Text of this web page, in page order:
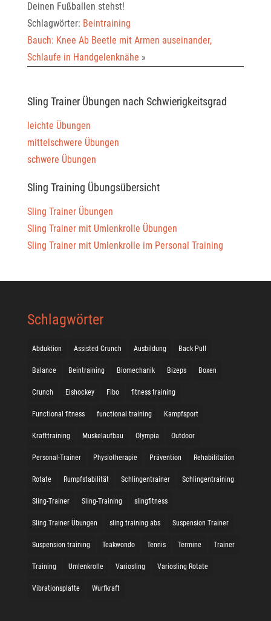
Deinen Fußballen stehst!
Schlagwörter: Beintraining
Bauch: Knee Ab Beetle mit Armen auseinander,
Schlaufe in Handgelenknähe »
Sling Trainer Übungen nach Schwierigkeitsgrad
leichte Übungen
mittelschwere Übungen
schwere Übungen
Sling Training Übungsübersicht
Sling Trainer Übungen
Sling Trainer mit Umlenkrolle Übungen
Sling Trainer mit Umlenkrolle im Personal Training
Schlagwörter
Abduktion Assisted Crunch Ausbildung Back Pull
Balance Beintraining Biomechanik Bizeps Boxen
Crunch Eishockey Fibo fitness training
Functional fitness functional training Kampfsport
Krafttraining Muskelaufbau Olympia Outdoor
Personal-Trainer Physiotherapie Prävention Rehabilitation
Rotate Rumpfstabilität Schlingentrainer Schlingentraining
Sling-Trainer Sling-Training slingfitness
Sling Trainer Übungen sling training abs Suspension Trainer
Suspension training Teakwondo Tennis Termine Trainer
Training Umlenkrolle Variosling Variosling Rotate
Vibrationsplatte Wurfkraft